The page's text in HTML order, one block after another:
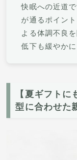
快眠への近道
が通るポイン
よる体調不良
低下も緩やか
【夏ギフト
型に合わせた